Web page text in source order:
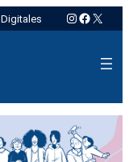
Instagram
X